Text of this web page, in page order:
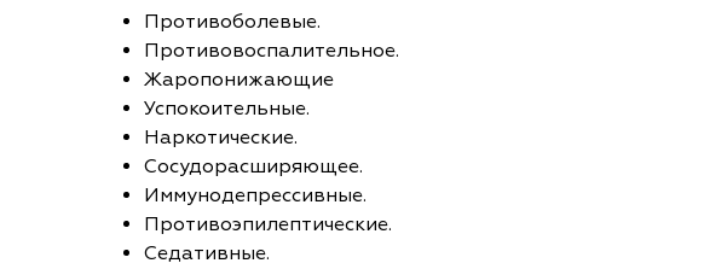
Противоболевые.
Противовоспалительное.
Жаропонижающие
Успокоительные.
Наркотические.
Сосудорасширяющее.
Иммунодепрессивные.
Противоэпилептические.
Седативные.